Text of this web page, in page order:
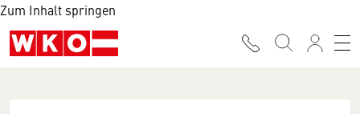
Zum Inhalt springen